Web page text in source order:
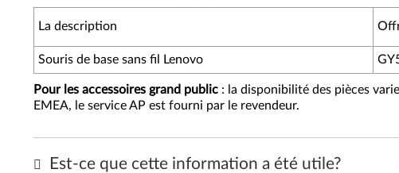
La description
Souris de base sans fil Lenovo
Pour les accessoires grand public : la disponibilité des pièces
EMEA, le service AP est fourni par le revendeur.
Est-ce que cette information a été utile?